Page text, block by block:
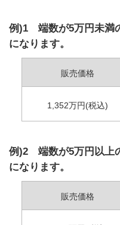
例)1 端数が5万円未満
になります。
販売価格
1,352万円(税込)
例)2 端数が5万円以上
になります。
販売価格